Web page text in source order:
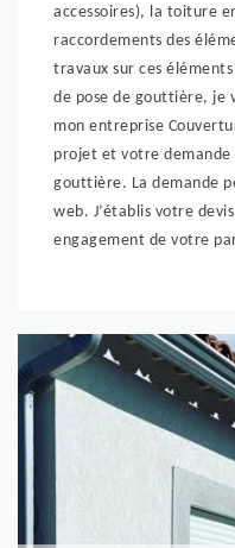
accessoires), la toiture
raccordements des
travaux sur ces
de pose de gouttière, je
mon entreprise
projet et votre demande
gouttière. La demande
web. J’établis votre
engagement de votre